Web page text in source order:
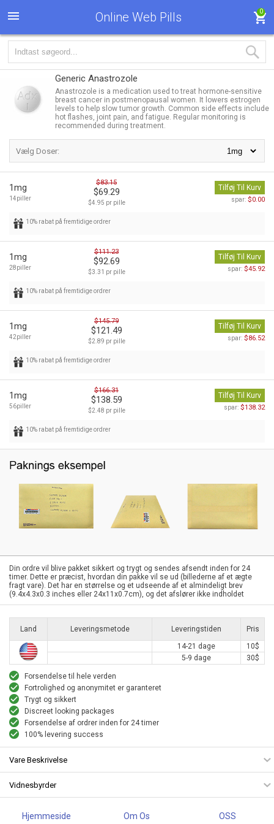
Online Web Pills 0
Generic Anastrozole
Anastrozole is a medication used to treat hormone-sensitive
breast cancer in postmenopausal women. It lowers estrogen
levels to help slow tumor growth. Common side effects include
hot flashes, joint pain, and fatigue. Regular monitoring is
recommended during treatment.
Vælg Doser:
1mg
14piller
$83.15
$69.29
$4.95 pr pille
Tilføj Til Kurv
spar: $0.00
10% rabat på fremtidige ordrer
1mg
28piller
$111.23
$92.69
$3.31 pr pille
Tilføj Til Kurv
spar: $45.92
10% rabat på fremtidige ordrer
1mg
42piller
$145.79
$121.49
$2.89 pr pille
Tilføj Til Kurv
spar: $86.52
10% rabat på fremtidige ordrer
1mg
56piller
$166.31
$138.59
$2.48 pr pille
Tilføj Til Kurv
spar: $138.32
10% rabat på fremtidige ordrer
Din ordre vil blive pakket sikkert og trygt og sendes afsendt inden for 24
timer. Dette er præcist, hvordan din pakke vil se ud (billederne af et ægte
fragt vare). Det har en størrelse og et udseende af et almindeligt brev
(9.4x4.3x0.3 inches eller 24x11x0.7cm), og det afslører ikke indholdet
Land Leveringsmetode Leveringstiden
Pris
14-21 dage
10$
5-9 dage
30$
Forsendelse til hele verden
Fortrolighed og anonymitet er garanteret
Trygt og sikkert
Discreet looking packages
Forsendelse af ordrer inden for 24 timer
100% levering success
Vare Beskrivelse
Vidnesbyrder
Hjemmeside Om Os OSS